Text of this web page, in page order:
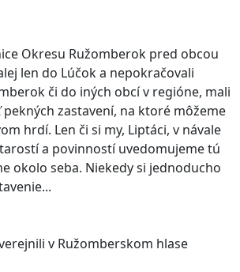
Okresu Ružomberok pred obcou
len do Lúčok a nepokračovali
či do iných obcí v regióne, mali
zastavení, na ktoré môžeme
hrdí. Len či si my, Liptáci, v návale
a povinností uvedomujeme tú
okolo seba. Niekedy si jednoducho
v Ružomberskom hlase